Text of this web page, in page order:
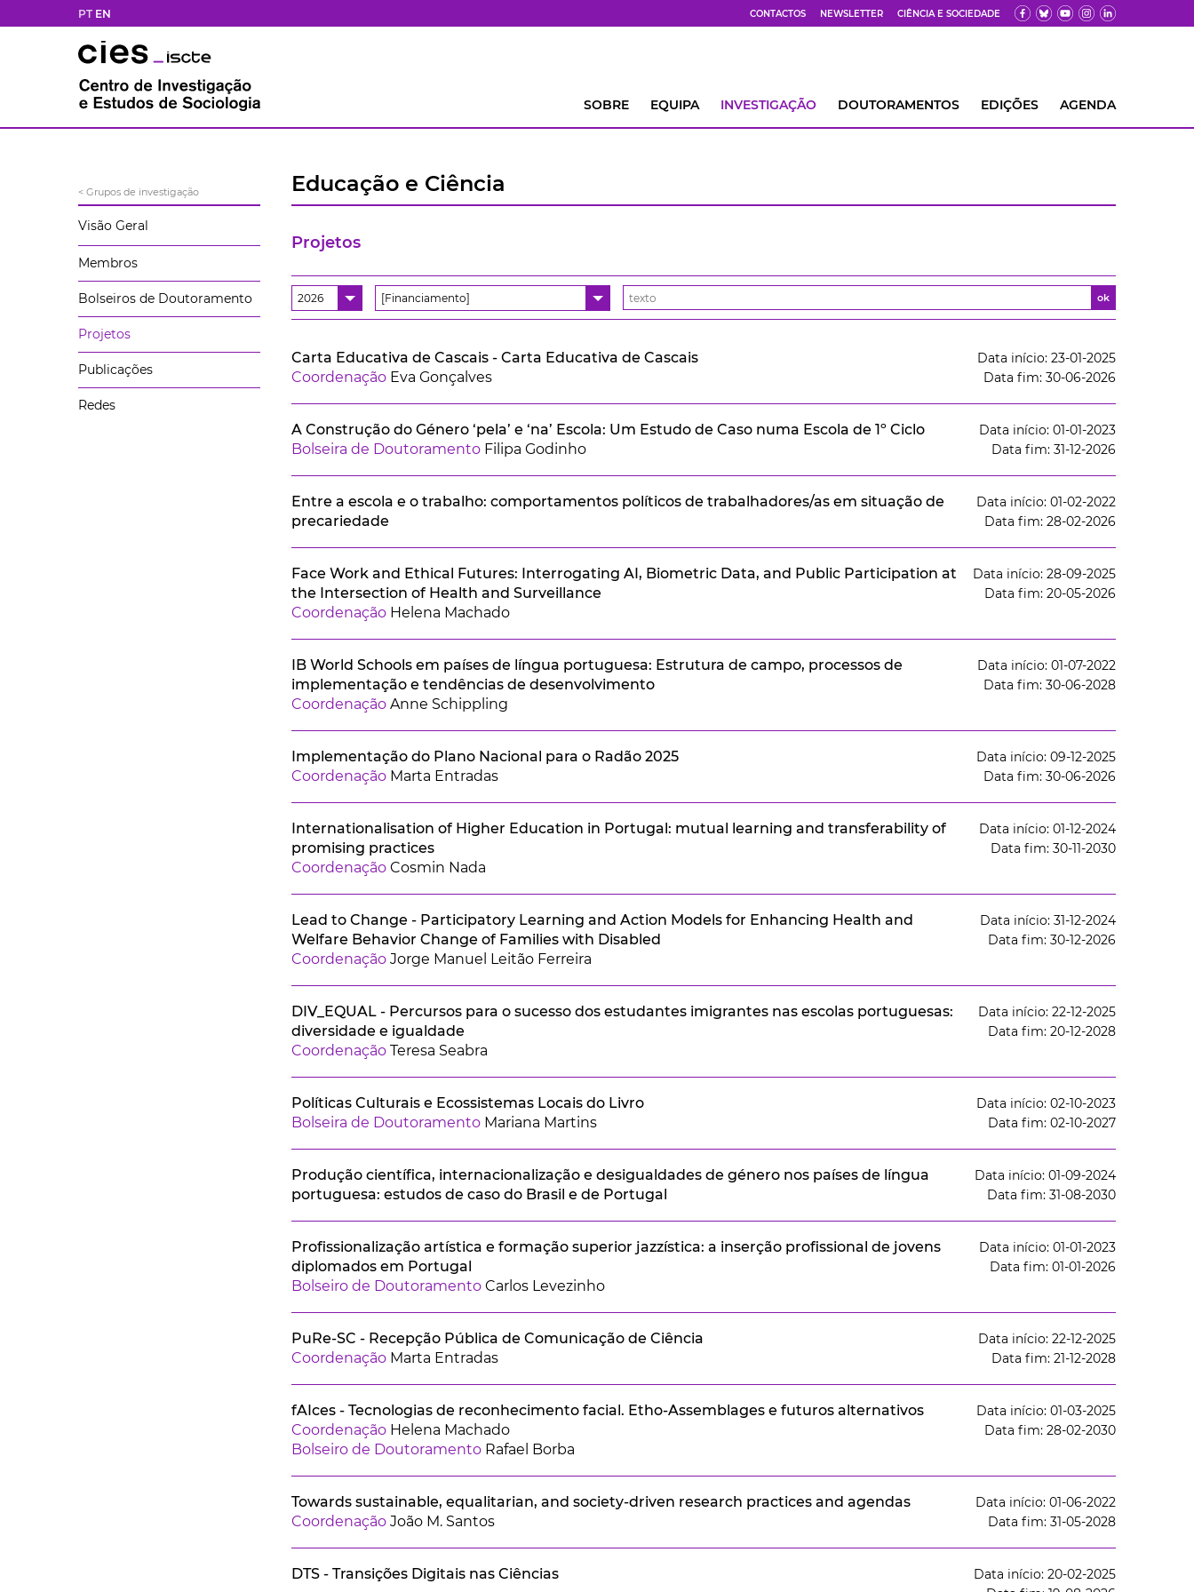
PT EN CONTACTOS NEWSLETTER CIÊNCIA E SOCIEDADE
SOBRE EQUIPA INVESTIGAÇÃO DOUTORAMENTOS EDIÇÕES AGENDA
< Grupos de investigação
Visão Geral
Membros
Bolseiros de Doutoramento
Projetos
Publicações
Redes
Educação e Ciência
Projetos
2026 [Financiamento] ok
Carta Educativa de Cascais - Carta Educativa de Cascais
Coordenação Eva Gonçalves
Data início: 23-01-2025
Data fim: 30-06-2026
A Construção do Género ‘pela’ e ‘na’ Escola: Um Estudo de Caso numa Escola de 1º Ciclo
Bolseira de Doutoramento Filipa Godinho
Data início: 01-01-2023
Data fim: 31-12-2026
Entre a escola e o trabalho: comportamentos políticos de trabalhadores/as em situação de
precariedade
Data início: 01-02-2022
Data fim: 28-02-2026
Face Work and Ethical Futures: Interrogating AI, Biometric Data, and Public Participation at
the Intersection of Health and Surveillance
Coordenação Helena Machado
Data início: 28-09-2025
Data fim: 20-05-2026
IB World Schools em países de língua portuguesa: Estrutura de campo, processos de
implementação e tendências de desenvolvimento
Coordenação Anne Schippling
Data início: 01-07-2022
Data fim: 30-06-2028
Implementação do Plano Nacional para o Radão 2025
Coordenação Marta Entradas
Data início: 09-12-2025
Data fim: 30-06-2026
Internationalisation of Higher Education in Portugal: mutual learning and transferability of
promising practices
Coordenação Cosmin Nada
Data início: 01-12-2024
Data fim: 30-11-2030
Lead to Change - Participatory Learning and Action Models for Enhancing Health and
Welfare Behavior Change of Families with Disabled
Coordenação Jorge Manuel Leitão Ferreira
Data início: 31-12-2024
Data fim: 30-12-2026
DIV_EQUAL - Percursos para o sucesso dos estudantes imigrantes nas escolas portuguesas:
diversidade e igualdade
Coordenação Teresa Seabra
Data início: 22-12-2025
Data fim: 20-12-2028
Políticas Culturais e Ecossistemas Locais do Livro
Bolseira de Doutoramento Mariana Martins
Data início: 02-10-2023
Data fim: 02-10-2027
Produção científica, internacionalização e desigualdades de género nos países de língua
portuguesa: estudos de caso do Brasil e de Portugal
Data início: 01-09-2024
Data fim: 31-08-2030
Profissionalização artística e formação superior jazzística: a inserção profissional de jovens
diplomados em Portugal
Bolseiro de Doutoramento Carlos Levezinho
Data início: 01-01-2023
Data fim: 01-01-2026
PuRe-SC - Recepção Pública de Comunicação de Ciência
Coordenação Marta Entradas
Data início: 22-12-2025
Data fim: 21-12-2028
fAIces - Tecnologias de reconhecimento facial. Etho-Assemblages e futuros alternativos
Coordenação Helena Machado
Bolseiro de Doutoramento Rafael Borba
Data início: 01-03-2025
Data fim: 28-02-2030
Towards sustainable, equalitarian, and society-driven research practices and agendas
Coordenação João M. Santos
Data início: 01-06-2022
Data fim: 31-05-2028
DTS - Transições Digitais nas Ciências
Data início: 20-02-2025